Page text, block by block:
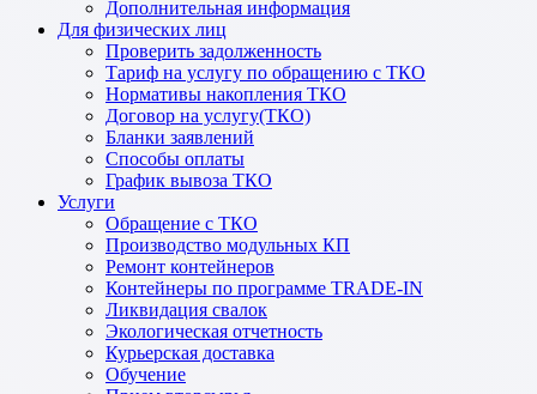
Дополнительная информация
Для физических лиц
Проверить задолженность
Тариф на услугу по обращению с ТКО
Нормативы накопления ТКО
Договор на услугу(ТКО)
Бланки заявлений
Способы оплаты
График вывоза ТКО
Услуги
Обращение с ТКО
Производство модульных КП
Ремонт контейнеров
Контейнеры по программе TRADE-IN
Ликвидация свалок
Экологическая отчетность
Курьерская доставка
Обучение